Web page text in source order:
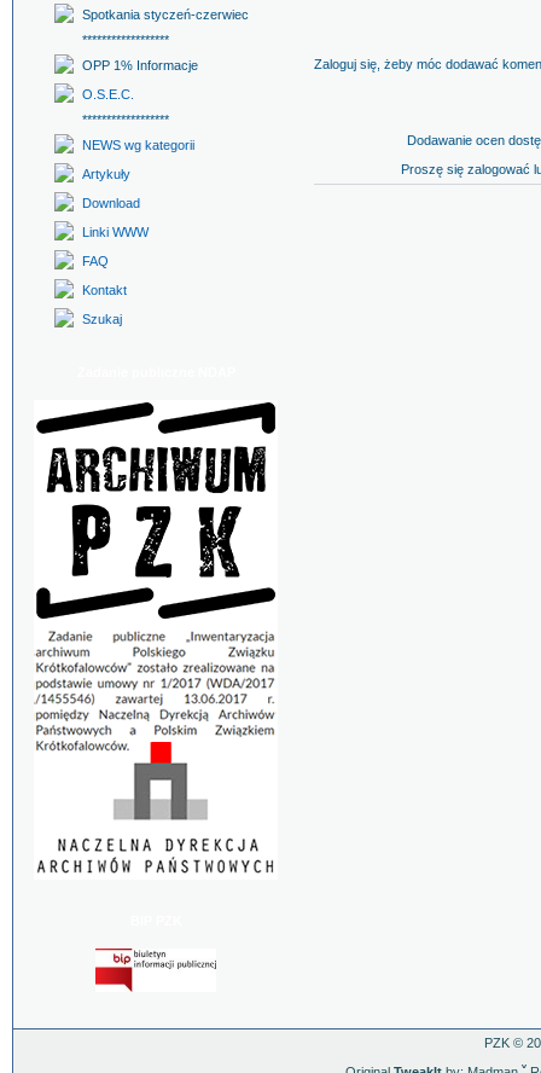
Spotkania styczeń-czerwiec
******************
OPP 1% Informacje
O.S.E.C.
******************
NEWS wg kategorii
Artykuły
Download
Linki WWW
FAQ
Kontakt
Szukaj
Zaloguj się, żeby móc dodawać
Dodawanie ocen
Proszę się zalogować
PZK ©